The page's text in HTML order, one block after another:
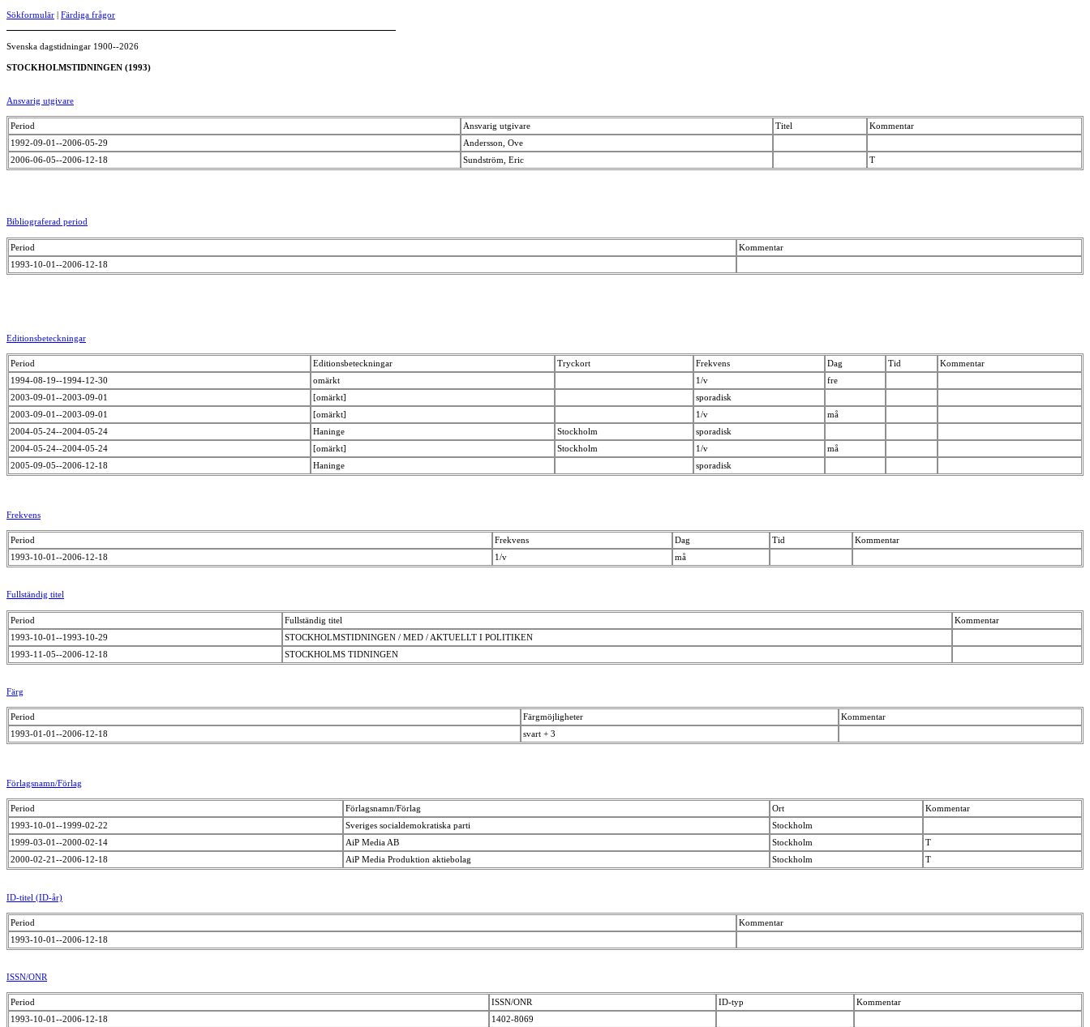
Sökformulär | Färdiga frågor
Svenska dagstidningar 1900--2026
STOCKHOLMSTIDNINGEN (1993)
Ansvarig utgivare
Period Ansvarig utgivare Titel
Kommentar
1992-09-01--2006-05-29
Andersson, Ove
2006-06-05--2006-12-18
Sundström, Eric T
Bibliograferad period
Period
Kommentar
1993-10-01--2006-12-18
Editionsbeteckningar
Period Editionsbeteckningar Tryckort Frekvens Dag Tid
Kommentar
1994-08-19--1994-12-30
omärkt 1/v
fre
2003-09-01--2003-09-01
[omärkt]
sporadisk
2003-09-01--2003-09-01
[omärkt] 1/v
må
2004-05-24--2004-05-24
Haninge Stockholm
sporadisk
2004-05-24--2004-05-24
[omärkt] Stockholm 1/v
må
2005-09-05--2006-12-18
Haninge sporadisk
Frekvens
Period Frekvens Dag Tid
Kommentar
1993-10-01--2006-12-18
1/v må
Fullständig titel
Period Fullständig titel
Kommentar
1993-10-01--1993-10-29
STOCKHOLMSTIDNINGEN / MED / AKTUELLT I POLITIKEN
1993-11-05--2006-12-18
STOCKHOLMS TIDNINGEN
Färg
Period Färgmöjligheter
Kommentar
1993-01-01--2006-12-18
svart + 3
Förlagsnamn/Förlag
Period Förlagsnamn/Förlag Ort
Kommentar
1993-10-01--1999-02-22
Sveriges socialdemokratiska parti
Stockholm
1999-03-01--2000-02-14
AiP Media AB Stockholm
T
2000-02-21--2006-12-18
AiP Media Produktion aktiebolag Stockholm T
ID-titel (ID-år)
Period
Kommentar
1993-10-01--2006-12-18
ISSN/ONR
Period ISSN/ONR ID-typ
Kommentar
1993-10-01--2006-12-18
1402-8069